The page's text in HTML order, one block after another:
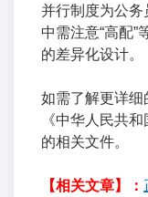
并行制度为公务
中需注意“高配”
的差异化设计。
如需了解更详
《中华人民共
的相关文件。
【相关文章】：